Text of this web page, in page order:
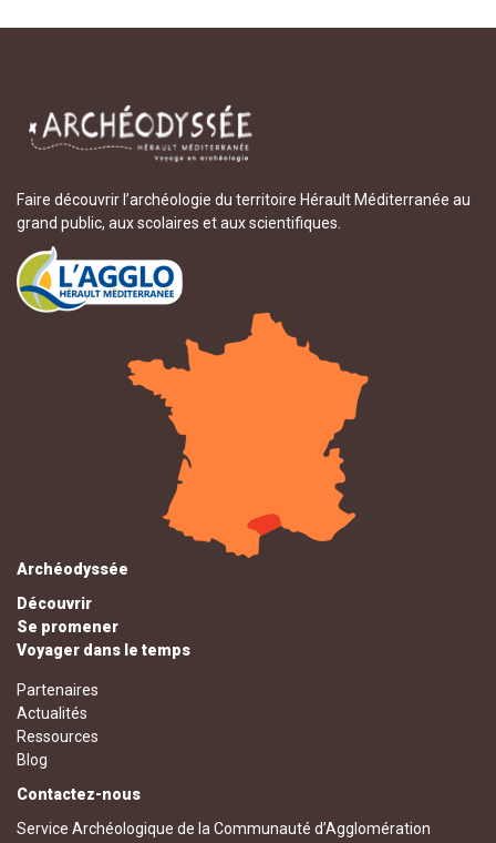
Faire découvrir l’archéologie du territoire Hérault Méditerranée au
grand public, aux scolaires et aux scientifiques.
Archéodyssée
Découvrir
Se promener
Voyager dans le temps
Partenaires
Actualités
Ressources
Blog
Contactez-nous
Service Archéologique de la Communauté d’Agglomération